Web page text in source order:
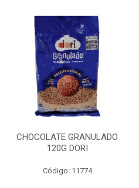
CHOCOLATE GRANULADO
120G DORI
Código: 11774